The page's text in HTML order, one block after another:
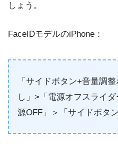
しょう。
FaceIDモデルのiPhone：
「サイドボタン+音量調
し」>「電源オフスライ
源OFF」＞「サイドボタ